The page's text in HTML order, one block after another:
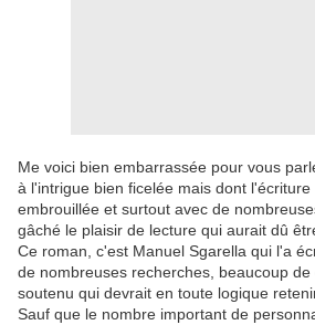
Me voici bien embarrassée pour vous
à l'intrigue bien ficelée mais dont l'écriture
embrouillée et surtout avec de
gâché le plaisir de lecture qui aurait dû
Ce roman, c'est Manuel Sgarella qui l'a
de nombreuses recherches, beaucoup
soutenu qui devrait en toute logique
Sauf que le nombre important de